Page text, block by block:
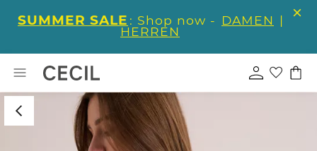
SUMMER SALE : Shop now - DAMEN |
HERREN